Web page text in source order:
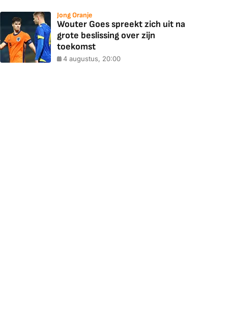
Jong Oranje
Wouter Goes spreekt zich uit na
grote beslissing over zijn
toekomst
4 augustus, 20:00